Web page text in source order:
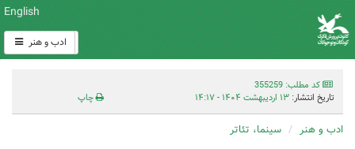
English
ادب و هنر
کد مطلب: 355259
تاریخ انتشار: ۱۳ اردیبهشت ۱۴۰۴ - ۱۴:۱۷ چاپ
ادب و هنر سینما، تئاتر